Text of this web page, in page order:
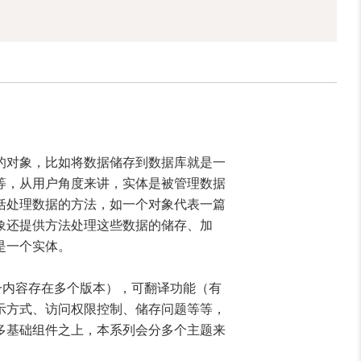
象，比如将数据储存到数据库就是一
从用户角度来讲，实体是被管理数据
理数据的方法，如一个对象代表一篇
提供方法处理这些数据的储存、加
个实体。
容存在多个版本），可翻译功能（有
式、访问权限控制、储存问题等等，
础组件之上，本系列会分多个主题来